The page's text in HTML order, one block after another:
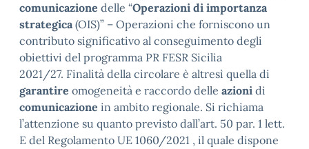
comunicazione delle “Operazioni di importanza
strategica(OIS)” – Operazioni che forniscono un
contributo significativo al conseguimento degli
obiettivi del programma PR FESR Sicilia
2021/27. Finalità della circolare è altresì quella di
garantire omogeneità e raccordo delle azioni di
comunicazione in ambito regionale. Si richiama
l’attenzione su quanto previsto dall’art. 50 par. 1 lett.
E del Regolamento UE 1060/2021 , il quale dispone